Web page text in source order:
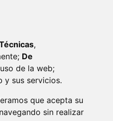
,
De
de la web;
y sus servicios.
que acepta su
sin realizar